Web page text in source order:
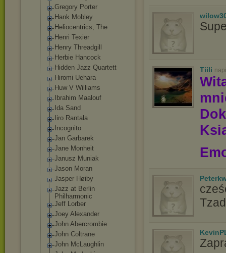
Gregory Porter
Hank Mobley
Heliocentrics, The
Henri Texier
Henry Threadgill
Herbie Hancock
Hidden Jazz Quartett
Hiromi Uehara
Huw V Williams
Ibrahim Maalouf
Ida Sand
Iiro Rantala
Incognito
Jan Garbarek
Jane Monheit
Janusz Muniak
Jason Moran
Jasper Høiby
Jazz at Berlin
Philharmonic
Jeff Lorber
Joey Alexander
John Abercrombie
John Coltrane
John McLaughlin
Tiili